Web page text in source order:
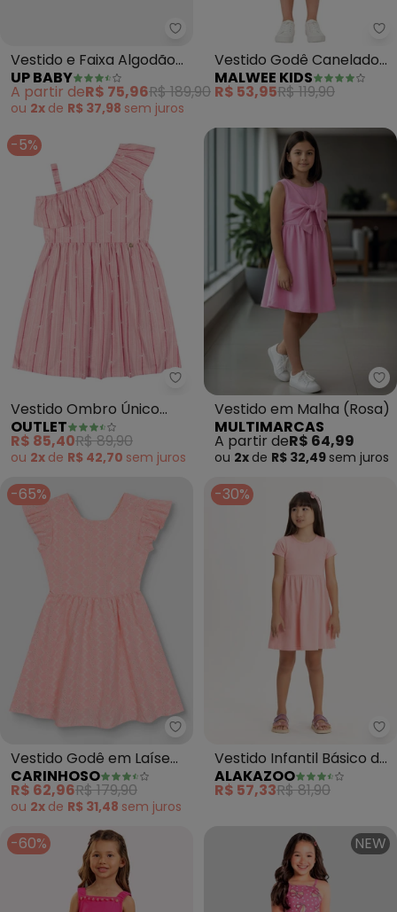
Up Baby - Vestido e Faixa
Vestido e Faixa Algodão
Bebê (Rosa)
UP BABY
A partir deR$ 75,96R$ 189,90
ou 2x de R$ 37,98 sem juros
Vestido Godê Canelado
com Aplique (Rosa Claro)
MALWEE KIDS
R$ 53,95R$ 119,90
-5%
Outlet - Vestido Ombro Único
Vestido Ombro Único
Listrado Menina (Rosa )
OUTLET
R$ 85,40R$ 89,90
ou 2x de R$ 42,70 sem juros
Vestido em Malha (Rosa)
MULTIMARCAS
A partir deR$ 64,99
ou 2x de R$ 32,49 sem juros
-65%
Carinhoso - Vestido Godê em
Vestido Godê em Laíse
com Linho (Rosa)
CARINHOSO
R$ 62,96R$ 179,90
ou 2x de R$ 31,48 sem juros
-30%
Vestido Infantil Básico de
Mangas Curtas (Rosa)
ALAKAZOO
R$ 57,33R$ 81,90
-60% NEW